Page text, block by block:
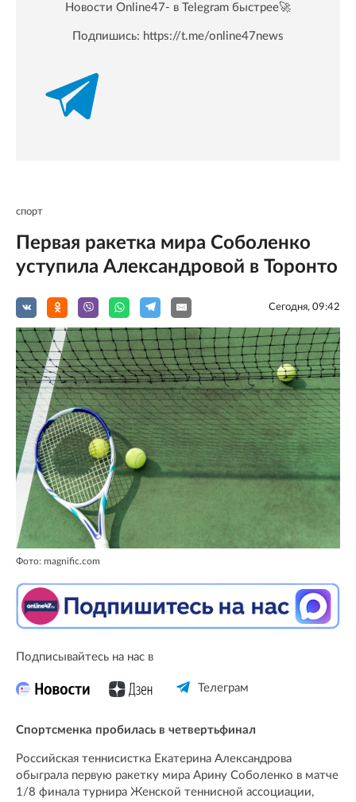
Новости Online47- в Telegram быстрее🚀
Подпишись: https://t.me/online47news
спорт
Первая ракетка мира Соболенко
уступила Александровой в Торонто
Сегодня, 09:42
Фото: magnific.com
Подписывайтесь на нас в
Телеграм
Спортсменка пробилась в четвертьфинал
Российская теннисистка Екатерина Александрова
обыграла первую ракетку мира Арину Соболенко в матче
1/8 финала турнира Женской теннисной ассоциации,